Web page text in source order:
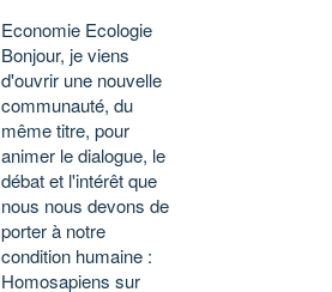
Economie Ecologie
Bonjour, je viens
d'ouvrir une nouvelle
communauté, du
même titre, pour
animer le dialogue, le
débat et l'intérêt que
nous nous devons de
porter à notre
condition humaine :
Homosapiens sur